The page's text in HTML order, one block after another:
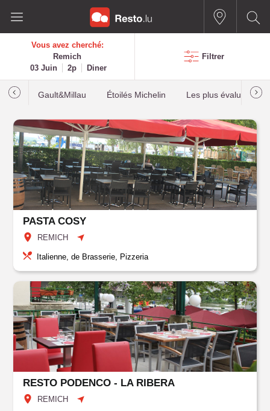
Vous avez cherché:
Remich
03 Juin
2p Diner
Filtrer
Gault&Millau Étoilés Michelin Les plus évalués
PASTA COSY
REMICH
Italienne, de Brasserie, Pizzeria
RESTO PODENCO - LA RIBERA
REMICH